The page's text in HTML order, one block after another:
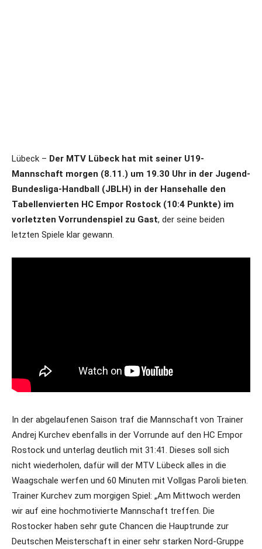
Lübeck – Der MTV Lübeck hat mit seiner U19-
Mannschaft morgen (8.11.) um 19.30 Uhr in der Jugend-
Bundesliga-Handball (JBLH) in der Hansehalle den
Tabellenvierten HC Empor Rostock (10:4 Punkte) im
vorletzten Vorrundenspiel zu Gast, der seine beiden
letzten Spiele klar gewann.
In der abgelaufenen Saison traf die Mannschaft von Trainer
Andrej Kurchev ebenfalls in der Vorrunde auf den HC Empor
Rostock und unterlag deutlich mit 31:41. Dieses soll sich
nicht wiederholen, dafür will der MTV Lübeck alles in die
Waagschale werfen und 60 Minuten mit Vollgas Paroli bieten.
Trainer Kurchev zum morgigen Spiel: „Am Mittwoch werden
wir auf eine hochmotivierte Mannschaft treffen. Die
Rostocker haben sehr gute Chancen die Hauptrunde zur
Deutschen Meisterschaft in einer sehr starken Nord-Gruppe